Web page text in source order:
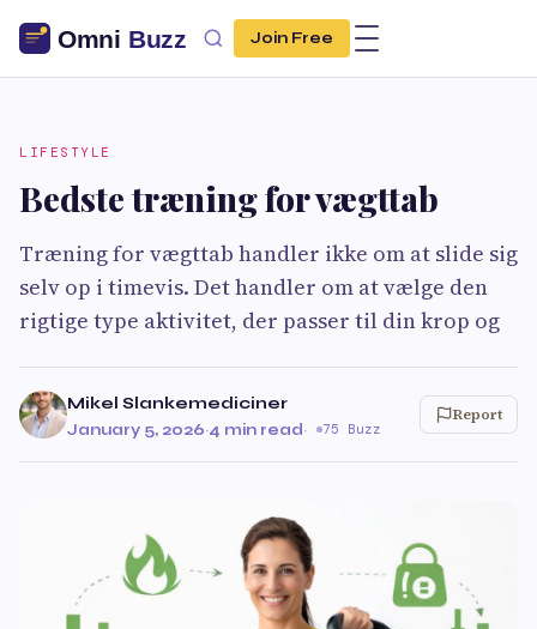
Join Free
LIFESTYLE
Bedste træning for vægttab
Træning for vægttab handler ikke om at slide sig
selv op i timevis. Det handler om at vælge den
rigtige type aktivitet, der passer til din krop og
Mikel Slankemediciner
January 5, 2026·4 min read· 75 Buzz
Report